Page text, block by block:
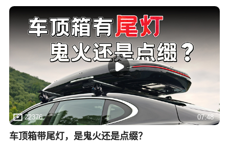
22376 07:48
车顶箱带尾灯，是鬼火还是点缀？